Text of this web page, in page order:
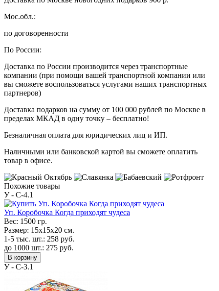
Мос.обл.:
по договоренности
По России:
Доставка по России производится через транспортные
компании (при помощи вашей транспортной компании или
вы сможете воспользоваться услугами наших транспортных
партнеров)
Доставка подарков на сумму от 100 000 рублей по Москве в
пределах МКАД в одну точку – бесплатно!
Безналичная оплата для юридических лиц и ИП.
Наличными или банковской картой вы сможете оплатить
товар в офисе.
Похожие товары
У - C-4.1
Уп. Коробочка Когда приходят чудеса
Вес: 1500 гр.
Размер: 15х15х20 см.
1-5 тыс. шт.: 258 руб.
до 1000 шт.: 275 руб.
В корзину
У - C-3.1